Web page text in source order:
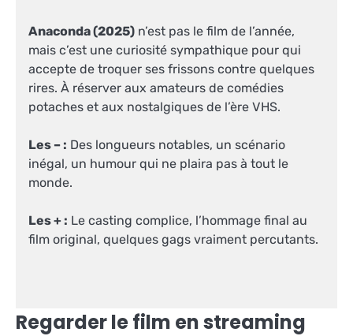
Anaconda (2025) n’est pas le film de l’année,
mais c’est une curiosité sympathique pour qui
accepte de troquer ses frissons contre quelques
rires. À réserver aux amateurs de comédies
potaches et aux nostalgiques de l’ère VHS.
Les – : Des longueurs notables, un scénario
inégal, un humour qui ne plaira pas à tout le
monde.
Les + : Le casting complice, l’hommage final au
film original, quelques gags vraiment percutants.
Regarder le film en streaming